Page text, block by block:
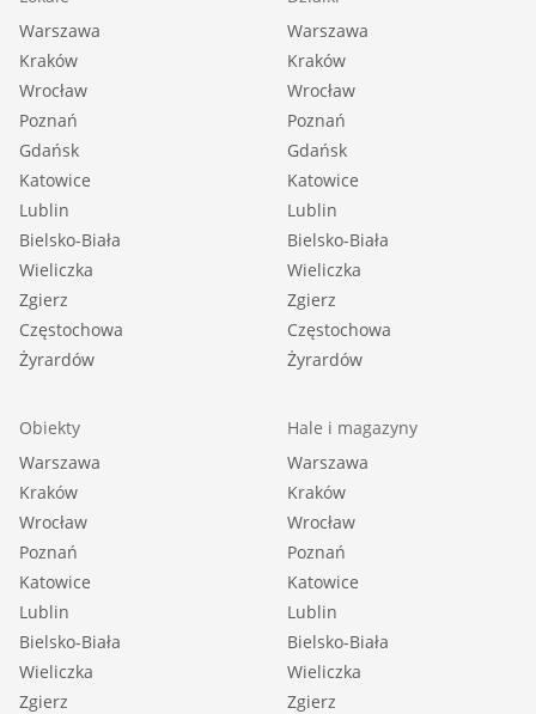
Warszawa
Kraków
Wrocław
Poznań
Gdańsk
Katowice
Lublin
Bielsko-Biała
Wieliczka
Zgierz
Częstochowa
Żyrardów
Warszawa
Kraków
Wrocław
Poznań
Gdańsk
Katowice
Lublin
Bielsko-Biała
Wieliczka
Zgierz
Częstochowa
Żyrardów
Obiekty
Warszawa
Kraków
Wrocław
Poznań
Katowice
Lublin
Bielsko-Biała
Wieliczka
Zgierz
Hale i magazyny
Warszawa
Kraków
Wrocław
Poznań
Katowice
Lublin
Bielsko-Biała
Wieliczka
Zgierz